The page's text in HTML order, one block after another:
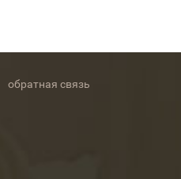
обратная связь